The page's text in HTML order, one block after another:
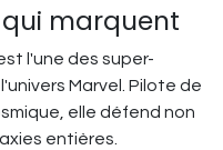
qui marquent
l'une des super-
Marvel. Pilote de
elle défend non
entières.